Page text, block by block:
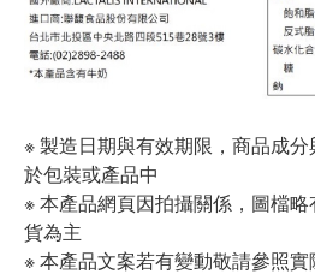
※ 製造日期與有效期限，商品成
於包裝或產品中
※ 本產品網頁因拍攝關係，圖檔
貨為主
※ 本產品文案若有變動敬請參照